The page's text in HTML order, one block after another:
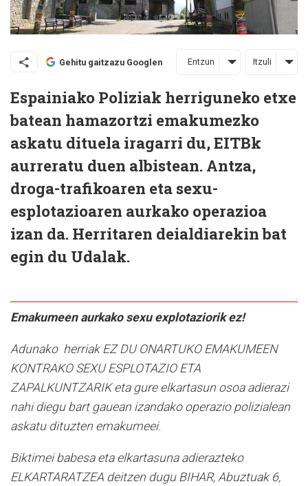
Gehitu gaitzazu Googlen Entzun Itzuli
Espainiako Poliziak herriguneko etxe
batean hamazortzi emakumezko
askatu dituela iragarri du, EITBk
aurreratu duen albistean. Antza,
droga-trafikoaren eta sexu-
esplotazioaren aurkako operazioa
izan da. Herritaren deialdiarekin bat
egin du Udalak.
Emakumeen aurkako sexu explotaziorik ez!
Adunako herriak EZ DU ONARTUKO EMAKUMEEN
KONTRAKO SEXU ESPLOTAZIO ETA
ZAPALKUNTZARIK eta gure elkartasun osoa adierazi
nahi diegu bart gauean izandako operazio polizialean
askatu dituzten emakumeei.
Biktimei babesa eta elkartasuna adierazteko
ELKARTARATZEA deitzen dugu BIHAR, Abuztuak 6,